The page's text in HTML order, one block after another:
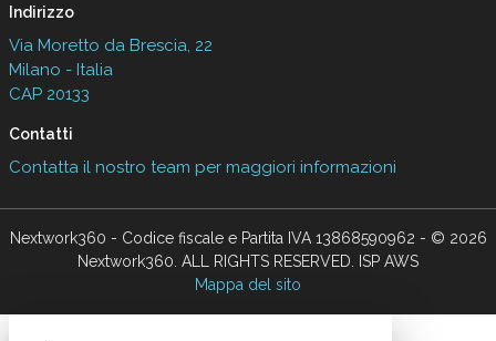
Indirizzo
Via Moretto da Brescia, 22
Milano - Italia
CAP 20133
Contatti
Contatta il nostro team per maggiori informazioni
Nextwork360 - Codice fiscale e Partita IVA 13868590962 - © 2026
Nextwork360. ALL RIGHTS RESERVED. ISP AWS
Mappa del sito